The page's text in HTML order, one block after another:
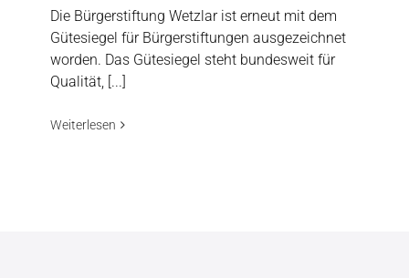
Die Bürgerstiftung Wetzlar ist erneut mit dem
Gütesiegel für Bürgerstiftungen ausgezeichnet
worden. Das Gütesiegel steht bundesweit für
Qualität, [...]
Weiterlesen